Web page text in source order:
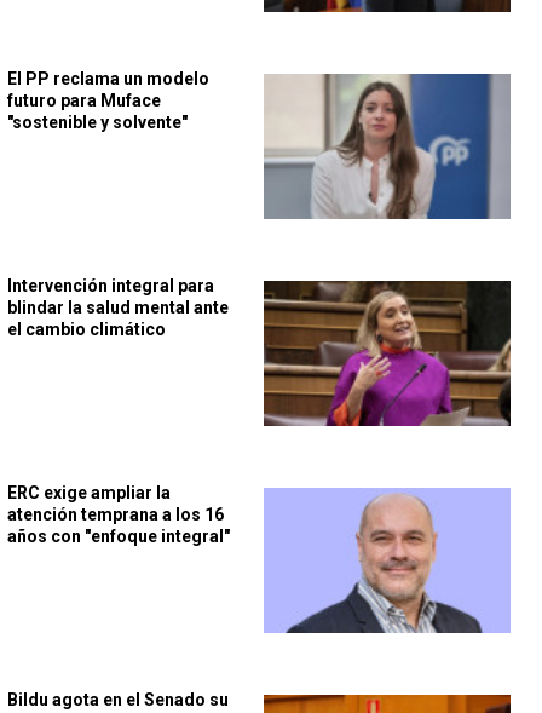
El PP reclama un modelo
futuro para Muface
"sostenible y solvente"
Intervención integral para
blindar la salud mental ante
el cambio climático
ERC exige ampliar la
atención temprana a los 16
años con "enfoque integral"
Bildu agota en el Senado su